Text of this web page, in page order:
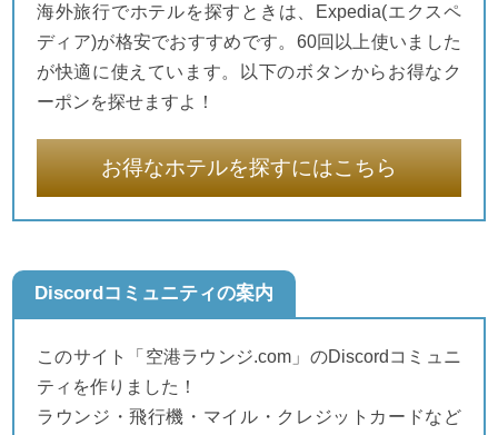
海外旅行でホテルを探すときは、Expedia(エクスペ
ディア)が格安でおすすめです。60回以上使いました
が快適に使えています。以下のボタンからお得なク
ーポンを探せますよ！
お得なホテルを探すにはこちら
Discordコミュニティの案内
このサイト「空港ラウンジ.com」のDiscordコミュニ
ティを作りました！
ラウンジ・飛行機・マイル・クレジットカードなど